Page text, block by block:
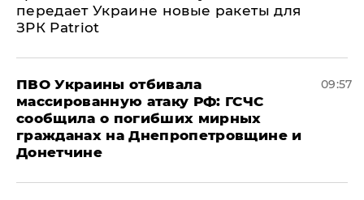
передает Украине новые ракеты для
ЗРК Patriot
ПВО Украины отбивала
массированную атаку РФ: ГСЧС
сообщила о погибших мирных
гражданах на Днепропетровщине и
Донетчине
09:57